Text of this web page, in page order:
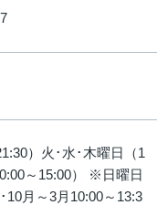
）火･水･木曜日（1
～15:00） ※日曜日
10月～3月10:00～13:3